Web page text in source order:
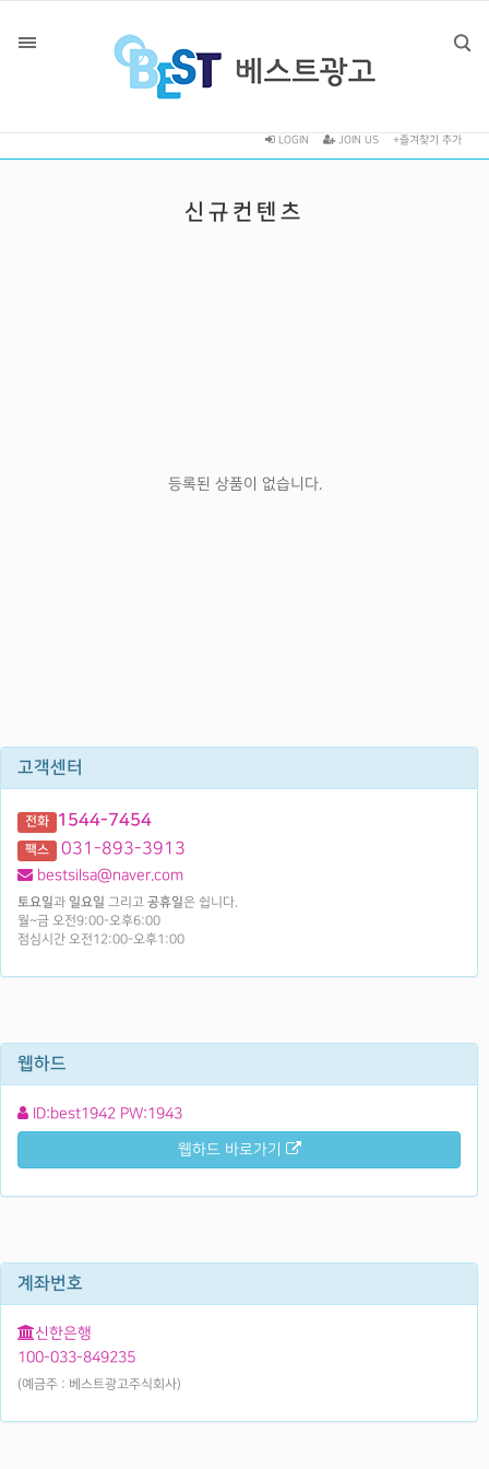
LOGIN JOIN US +즐겨찾기 추가
신규컨텐츠
등록된 상품이 없습니다.
고객센터
전화 1544-7454
팩스 031-893-3913
bestsilsa@naver.com
토요일과 일요일 그리고 공휴일은 쉽니다.
월~금 오전9:00-오후6:00
점심시간 오전12:00-오후1:00
웹하드
ID:best1942 PW:1943
웹하드 바로가기
계좌번호
신한은행
100-033-849235
(예금주 : 베스트광고주식회사)